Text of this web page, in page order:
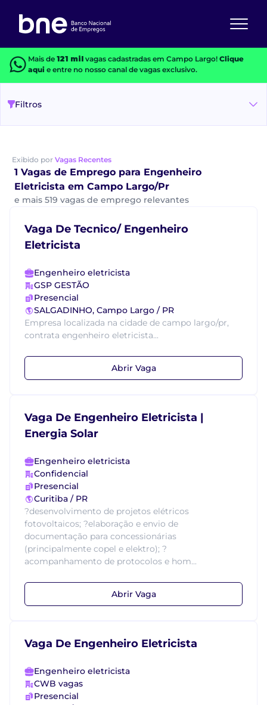
Mais de 121 milvagas cadastradas em Campo Largo! Clique
aquie entre no nosso canal de vagas exclusivo.
Filtros
Exibido por Vagas Recentes
1 Vagas de Emprego para Engenheiro
Eletricista em Campo Largo/Pr
e mais 519 vagas de emprego relevantes
Vaga De Tecnico/ Engenheiro
Eletricista
Engenheiro eletricista
GSP GESTÃO
Presencial
SALGADINHO, Campo Largo / PR
Empresa localizada na cidade de campo largo/pr,
contrata engenheiro eletricista...
Abrir Vaga
Vaga De Engenheiro Eletricista |
Energia Solar
Engenheiro eletricista
Confidencial
Presencial
Curitiba / PR
?desenvolvimento de projetos elétricos
fotovoltaicos; ?elaboração e envio de
documentação para concessionárias
(principalmente copel e elektro); ?
acompanhamento de protocolos e hom...
Abrir Vaga
Vaga De Engenheiro Eletricista
Engenheiro eletricista
CWB vagas
Presencial